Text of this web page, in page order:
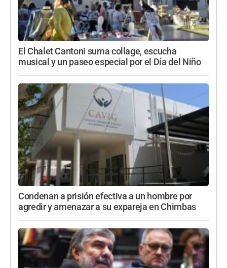
El Chalet Cantoni suma collage, escucha
musical y un paseo especial por el Día del Niño
Condenan a prisión efectiva a un hombre por
agredir y amenazar a su expareja en Chimbas